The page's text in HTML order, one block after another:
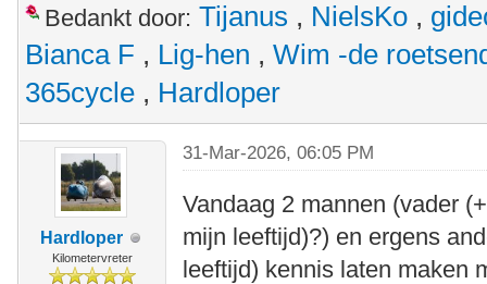
Bedankt door: Tijanus , NielsKo ,
Bianca F , Lig-hen , Wim -de
365cycle , Hardloper
Hardloper
Kilometervreter
31-Mar-2026, 06:05 PM
Vandaag 2 mannen (vader
mijn leeftijd)?) en ergens
leeftijd) kennis laten maken